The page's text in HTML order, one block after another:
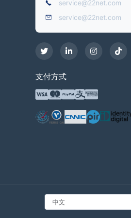
service@22net.com
service@22net.com
支付方式